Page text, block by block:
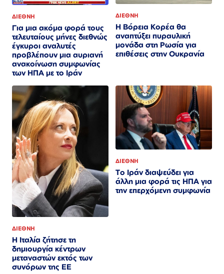
ΔΙΕΘΝΗ
Για μια ακόμα φορά τους
τελευταίους μήνες διεθνώς
έγκυροι αναλυτές
προβλέπουν μια αυριανή
ανακοίνωση συμφωνίας
των ΗΠΑ με το Ιράν
ΔΙΕΘΝΗ
Η Βόρεια Κορέα θα
αναπτύξει πυραυλική
μονάδα στη Ρωσία για
επιθέσεις στην Ουκρανία
ΔΙΕΘΝΗ
Η Ιταλία ζήτησε τη
δημιουργία κέντρων
μεταναστών εκτός των
συνόρων της ΕΕ
ΔΙΕΘΝΗ
Το Ιράν διαψεύδει για
άλλη μια φορά τις ΗΠΑ για
την επερχόμενη συμφωνία